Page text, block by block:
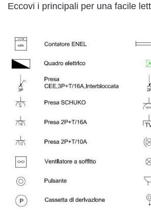
Eccovi i principali per una facile